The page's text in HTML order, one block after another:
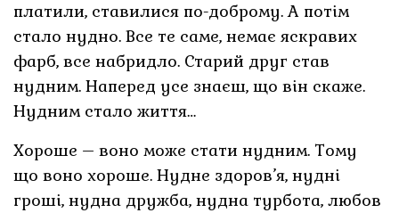
платили, ставилися по-доброму. А потім
стало нудно. Все те саме, немає яскравих
фарб, все набридло. Старий друг став
нудним. Наперед усе знаєш, що він скаже.
Нудним стало життя…
Хороше – воно може стати нудним. Тому
що воно хороше. Нудне здоров’я, нудні
гроші, нудна дружба, нудна турбота, любов